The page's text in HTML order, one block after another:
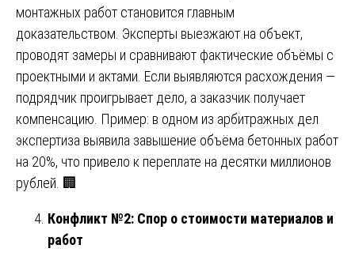
монтажных работ становится главным
доказательством. Эксперты выезжают на объект,
проводят замеры и сравнивают фактические объёмы с
проектными и актами. Если выявляются расхождения —
подрядчик проигрывает дело, а заказчик получает
компенсацию. Пример: в одном из арбитражных дел
экспертиза выявила завышение объёма бетонных работ
на 20%, что привело к переплате на десятки миллионов
рублей. 🏢
Конфликт №2: Спор о стоимости материалов и
работ